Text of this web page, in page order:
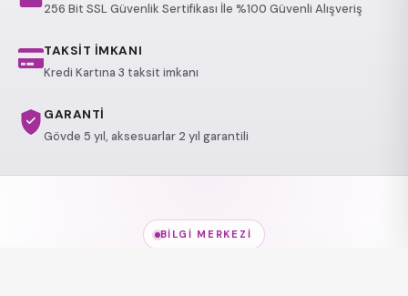
256 Bit SSL Güvenlik Sertifikası İle %100 Güvenli Alışveriş
TAKSİT İMKANI
Kredi Kartına 3 taksit imkanı
GARANTİ
Gövde 5 yıl, aksesuarlar 2 yıl garantili
BILGI MERKEZI